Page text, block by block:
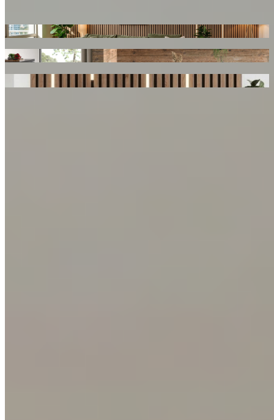
Designové akustické panely WALLNITE
Designové panely a stěny WALLNITE
Příslušenství WALLNITE